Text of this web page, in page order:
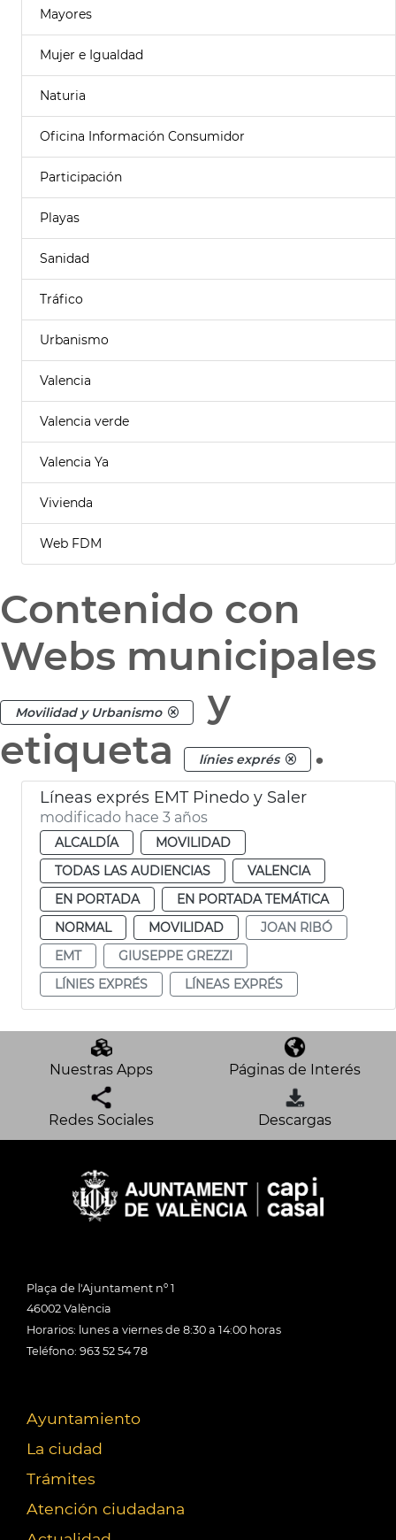
Mayores
Mujer e Igualdad
Naturia
Oficina Información Consumidor
Participación
Playas
Sanidad
Tráfico
Urbanismo
Valencia
Valencia verde
Valencia Ya
Vivienda
Web FDM
Contenido con
Webs municipales
Movilidad y Urbanismo
y
etiqueta
línies exprés .
Líneas exprés EMT Pinedo y Saler
modificado hace 3 años
ALCALDÍA
MOVILIDAD
TODAS LAS AUDIENCIAS
VALENCIA
EN PORTADA
EN PORTADA TEMÁTICA
NORMAL
MOVILIDAD
JOAN RIBÓ
EMT
GIUSEPPE GREZZI
LÍNIES EXPRÉS
LÍNEAS EXPRÉS
Nuestras Apps Páginas de Interés
Redes Sociales Descargas
Plaça de l'Ajuntament nº 1
46002 València
Horarios: lunes a viernes de 8:30 a 14:00 horas
Teléfono: 963 52 54 78
Ayuntamiento
La ciudad
Trámites
Atención ciudadana